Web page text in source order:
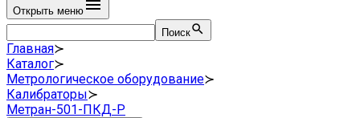
Открыть меню
Поиск
Главная≻
Каталог≻
Метрологическое оборудование≻
Калибраторы≻
Метран-501-ПКД-Р